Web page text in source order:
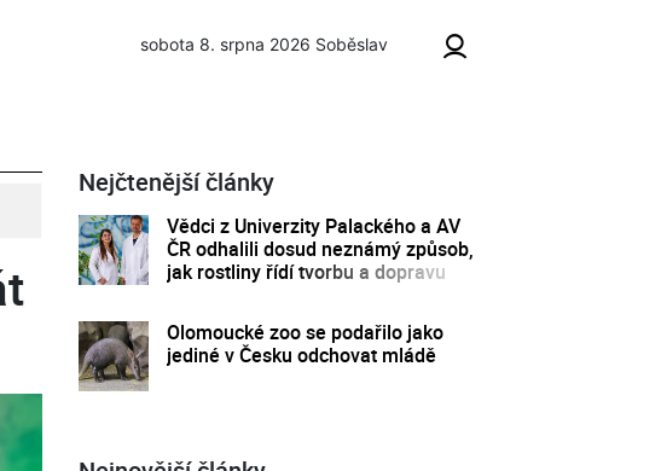
sobota 8. srpna 2026 Soběslav
Nejčtenější články
Vědci z Univerzity Palackého a AV
ČR odhalili dosud neznámý způsob,
jak rostliny řídí tvorbu a dopravu
Olomoucké zoo se podařilo jako
jediné v Česku odchovat mládě